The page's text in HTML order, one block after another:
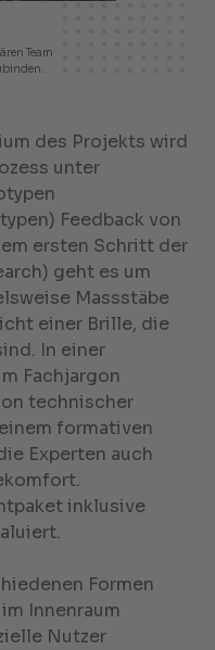
Team
des Projekts wird
unter
Feedback von
ersten Schritt der
geht es um
Massstäbe
einer Brille, die
In einer
Fachjargon
technischer
formativen
Experten auch
inklusive
Formen
Innenraum
Nutzer